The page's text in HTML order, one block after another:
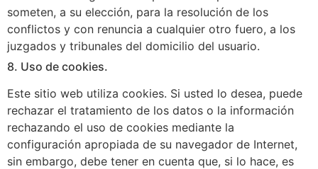
someten, a su elección, para la resolución de los
conflictos y con renuncia a cualquier otro fuero, a los
juzgados y tribunales del domicilio del usuario.
8. Uso de cookies.
Este sitio web utiliza cookies. Si usted lo desea, puede
rechazar el tratamiento de los datos o la información
rechazando el uso de cookies mediante la
configuración apropiada de su navegador de Internet,
sin embargo, debe tener en cuenta que, si lo hace, es